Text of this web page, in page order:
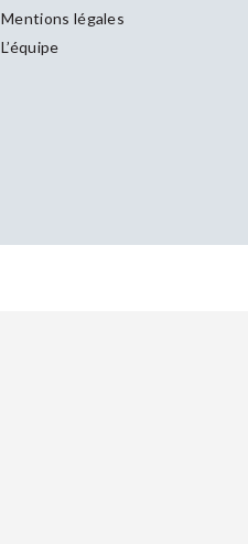
Mentions légales
L’équipe